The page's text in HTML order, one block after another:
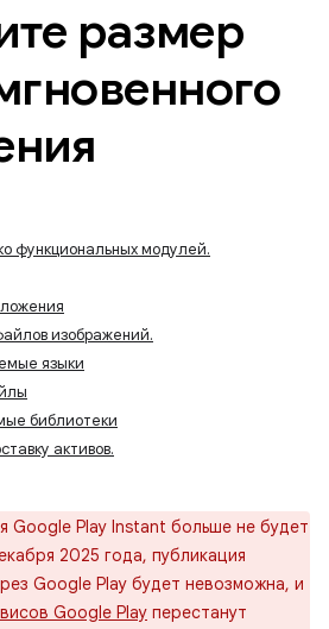
размер
функциональных модулей.
изображений.
языки
библиотеки
активов.
Google Play Instant больше не будет
2025 года, публикация
Google Play будет невозможна, и
Google Play перестанут